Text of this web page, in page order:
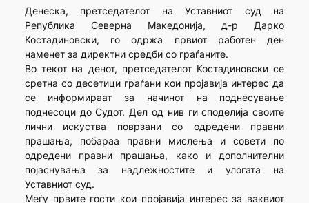
Денеска, претседателот на Уставниот суд на
Република Северна Македонија, д-р Дарко
Костадиновски, го одржа првиот работен ден
наменет за директни средби со граѓаните.
Во текот на денот, претседателот Костадиновски се
сретна со десетици граѓани кои пројавија интерес да
се информираат за начинот на поднесување
поднесоци до Судот. Дел од нив ги споделија своите
лични искуства поврзани со одредени правни
прашања, побараа правни мислења и совети по
одредени правни прашања, како и дополнителни
појаснувања за надлежностите и улогата на
Уставниот суд.
Меѓу првите гости кои пројавија интерес за ваквиот